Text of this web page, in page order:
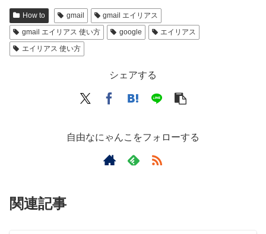
How to gmail
gmail エイリアス
gmail エイリアス 使い方
google
エイリアス
エイリアス 使い方
シェアする
自由なにゃんこをフォローする
関連記事